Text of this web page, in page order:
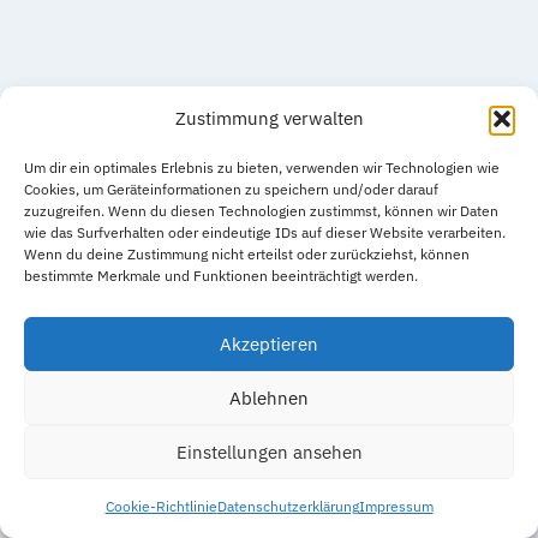
Zustimmung verwalten
Um dir ein optimales Erlebnis zu bieten, verwenden wir Technologien wie
Cookies, um Geräteinformationen zu speichern und/oder darauf
zuzugreifen. Wenn du diesen Technologien zustimmst, können wir Daten
wie das Surfverhalten oder eindeutige IDs auf dieser Website verarbeiten.
Wenn du deine Zustimmung nicht erteilst oder zurückziehst, können
bestimmte Merkmale und Funktionen beeinträchtigt werden.
Akzeptieren
Ablehnen
Einstellungen ansehen
Cookie-RichtlinieDatenschutzerklärungImpressum
Datenschutzerklärung
Impressum
Cookie-Richtlinie (EU)
© 2026 Ergebnisse.Footballverband.de - WordPress
Theme vonKadence WP